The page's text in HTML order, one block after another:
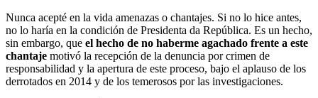
Nunca acepté en la vida amenazas o chantajes. Si no lo hice antes,
no lo haría en la condición de Presidenta da República. Es un hecho,
sin embargo, que el hecho de no haberme agachado frente a este
chantaje motivó la recepción de la denuncia por crimen de
responsabilidad y la apertura de este proceso, bajo el aplauso de los
derrotados en 2014 y de los temerosos por las investigaciones.